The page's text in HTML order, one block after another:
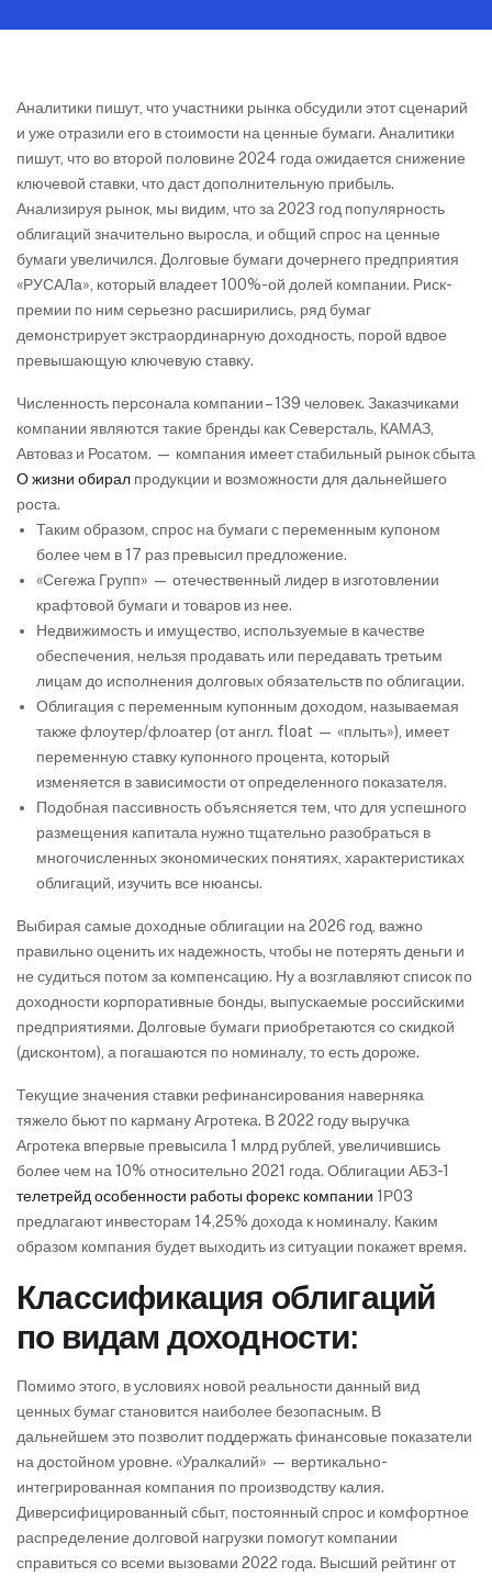
Аналитики пишут, что участники рынка обсудили этот сценарий
и уже отразили его в стоимости на ценные бумаги. Аналитики
пишут, что во второй половине 2024 года ожидается снижение
ключевой ставки, что даст дополнительную прибыль.
Анализируя рынок, мы видим, что за 2023 год популярность
облигаций значительно выросла, и общий спрос на ценные
бумаги увеличился. Долговые бумаги дочернего предприятия
«РУСАЛа», который владеет 100%-ой долей компании. Риск-
премии по ним серьезно расширились, ряд бумаг
демонстрирует экстраординарную доходность, порой вдвое
превышающую ключевую ставку.
Численность персонала компании – 139 человек. Заказчиками
компании являются такие бренды как Северсталь, КАМАЗ,
Автоваз и Росатом. — компания имеет стабильный рынок сбыта
О жизни обирал продукции и возможности для дальнейшего
роста.
Таким образом, спрос на бумаги с переменным купоном
более чем в 17 раз превысил предложение.
«Сегежа Групп» — отечественный лидер в изготовлении
крафтовой бумаги и товаров из нее.
Недвижимость и имущество, используемые в качестве
обеспечения, нельзя продавать или передавать третьим
лицам до исполнения долговых обязательств по облигации.
Облигация с переменным купонным доходом, называемая
также флоутер/флоатер (от англ. float — «плыть»), имеет
переменную ставку купонного процента, который
изменяется в зависимости от определенного показателя.
Подобная пассивность объясняется тем, что для успешного
размещения капитала нужно тщательно разобраться в
многочисленных экономических понятиях, характеристиках
облигаций, изучить все нюансы.
Выбирая самые доходные облигации на 2026 год, важно
правильно оценить их надежность, чтобы не потерять деньги и
не судиться потом за компенсацию. Ну а возглавляют список по
доходности корпоративные бонды, выпускаемые российскими
предприятиями. Долговые бумаги приобретаются со скидкой
(дисконтом), а погашаются по номиналу, то есть дороже.
Текущие значения ставки рефинансирования наверняка
тяжело бьют по карману Агротека. В 2022 году выручка
Агротека впервые превысила 1 млрд рублей, увеличившись
более чем на 10% относительно 2021 года. Облигации АБЗ-1
телетрейд особенности работы форекс компании 1Р03
предлагают инвесторам 14,25% дохода к номиналу. Каким
образом компания будет выходить из ситуации покажет время.
Классификация облигаций
по видам доходности:
Помимо этого, в условиях новой реальности данный вид
ценных бумаг становится наиболее безопасным. В
дальнейшем это позволит поддержать финансовые показатели
на достойном уровне. «Уралкалий» — вертикально-
интегрированная компания по производству калия.
Диверсифицированный сбыт, постоянный спрос и комфортное
распределение долговой нагрузки помогут компании
справиться со всеми вызовами 2022 года. Высший рейтинг от